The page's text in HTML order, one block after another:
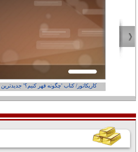
کاریکاتور/ کتاب 'چگونه قهر کنیم؟'